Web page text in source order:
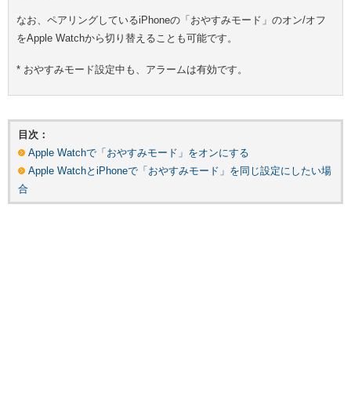
なお、ペアリングしているiPhoneの「おやすみモード」のオン/オフ
をApple Watchから切り替えることも可能です。
* おやすみモード設定中も、アラームは有効です。
目次：
Apple Watchで「おやすみモード」をオンにする
Apple WatchとiPhoneで「おやすみモード」を同じ設定にしたい場
合